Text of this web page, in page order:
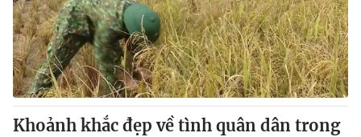
Khoảnh khắc đẹp về tình quân dân trong